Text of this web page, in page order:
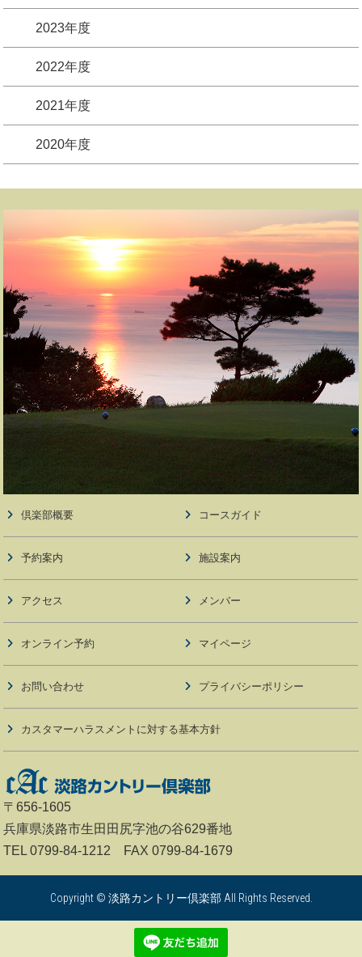
2023年度
2022年度
2021年度
2020年度
倶楽部概要 コースガイド
予約案内 施設案内
アクセス メンバー
オンライン予約 マイページ
お問い合わせ プライバシーポリシー
カスタマーハラスメントに対する基本方針
〒656-1605
兵庫県淡路市生田田尻字池の谷629番地
TEL 0799-84-1212 FAX 0799-84-1679
Copyright © 淡路カントリー倶楽部 All Rights Reserved.